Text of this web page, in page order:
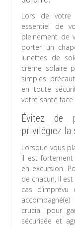
Lors de votre
essentiel de
pleinement de
porter un
lunettes de
crème solaire
simples
en toute
votre santé
Évitez de
privilégiez la
Lorsque vous
il est fortement
en excursion.
de chacun, il
cas
crucial pour
sécurisée et